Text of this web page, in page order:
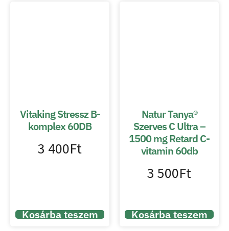
Vitaking Stressz B-
komplex 60DB
3 400Ft
Kosárba teszem
Natur Tanya®
Szerves C Ultra –
1500 mg Retard C-
vitamin 60db
3 500Ft
Kosárba teszem